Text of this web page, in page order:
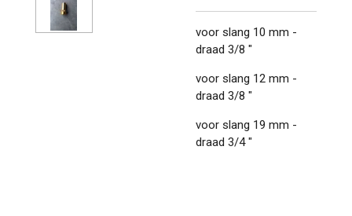
voor slang 10 mm -
draad 3/8 "
voor slang 12 mm -
draad 3/8 "
voor slang 19 mm -
draad 3/4 "